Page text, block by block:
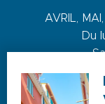
AVRIL,
Du